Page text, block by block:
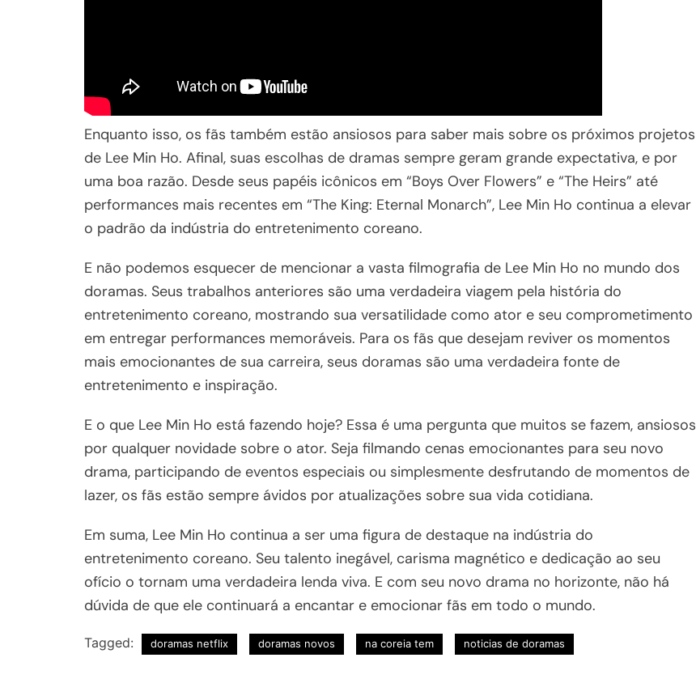
Enquanto isso, os fãs também estão ansiosos para saber mais sobre os próximos projetos
de Lee Min Ho. Afinal, suas escolhas de dramas sempre geram grande expectativa, e por
uma boa razão. Desde seus papéis icônicos em “Boys Over Flowers” e “The Heirs” até
performances mais recentes em “The King: Eternal Monarch”, Lee Min Ho continua a elevar
o padrão da indústria do entretenimento coreano.
E não podemos esquecer de mencionar a vasta filmografia de Lee Min Ho no mundo dos
doramas. Seus trabalhos anteriores são uma verdadeira viagem pela história do
entretenimento coreano, mostrando sua versatilidade como ator e seu comprometimento
em entregar performances memoráveis. Para os fãs que desejam reviver os momentos
mais emocionantes de sua carreira, seus doramas são uma verdadeira fonte de
entretenimento e inspiração.
E o que Lee Min Ho está fazendo hoje? Essa é uma pergunta que muitos se fazem, ansiosos
por qualquer novidade sobre o ator. Seja filmando cenas emocionantes para seu novo
drama, participando de eventos especiais ou simplesmente desfrutando de momentos de
lazer, os fãs estão sempre ávidos por atualizações sobre sua vida cotidiana.
Em suma, Lee Min Ho continua a ser uma figura de destaque na indústria do
entretenimento coreano. Seu talento inegável, carisma magnético e dedicação ao seu
ofício o tornam uma verdadeira lenda viva. E com seu novo drama no horizonte, não há
dúvida de que ele continuará a encantar e emocionar fãs em todo o mundo.
Tagged: doramas netflix doramas novos na coreia tem noticias de doramas